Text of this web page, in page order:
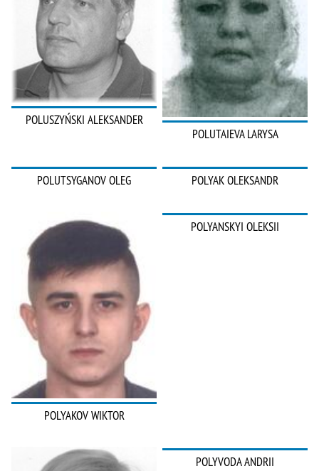
POLUSZYŃSKI ALEKSANDER
POLUTAIEVA LARYSA
POLUTSYGANOV OLEG POLYAK OLEKSANDR
POLYAKOV WIKTOR
POLYANSKYI OLEKSII
POLYVODA ANDRII